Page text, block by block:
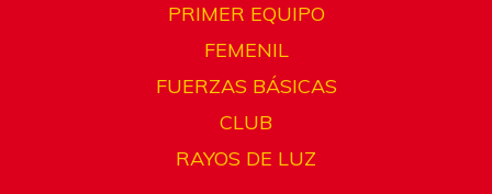
PRIMER EQUIPO
FEMENIL
FUERZAS BÁSICAS
CLUB
RAYOS DE LUZ